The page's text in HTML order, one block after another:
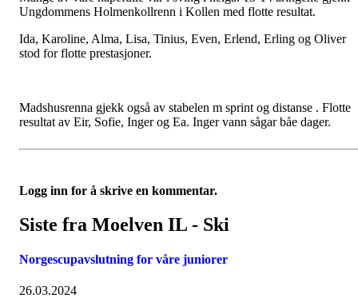
Ungdommens Holmenkollrenn i Kollen med flotte resultat.
Ida, Karoline, Alma, Lisa, Tinius, Even, Erlend, Erling og Oliver
stod for flotte prestasjoner.
Madshusrenna gjekk også av stabelen m sprint og distanse . Flotte
resultat av Eir, Sofie, Inger og Ea. Inger vann sågar båe dager.
Logg inn for å skrive en kommentar.
Siste fra Moelven IL - Ski
Norgescupavslutning for våre juniorer
26.03.2024